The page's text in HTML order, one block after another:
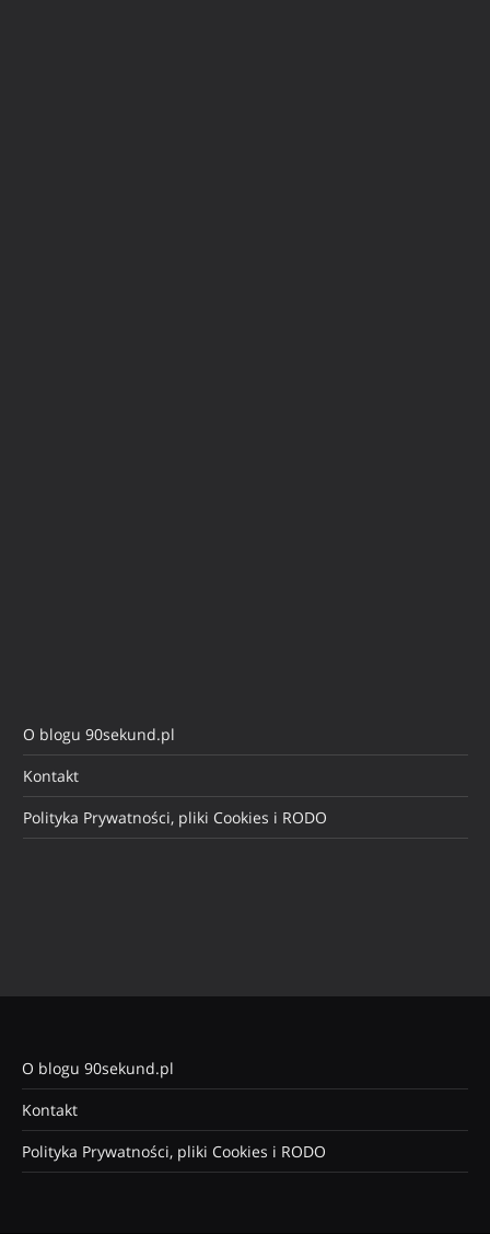
O blogu 90sekund.pl
Kontakt
Polityka Prywatności, pliki Cookies i RODO
O blogu 90sekund.pl
Kontakt
Polityka Prywatności, pliki Cookies i RODO